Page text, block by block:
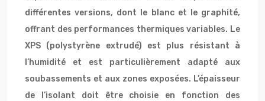
différentes versions, dont le blanc et le graphité,
offrant des performances thermiques variables. Le
XPS (polystyrène extrudé) est plus résistant à
l’humidité et est particulièrement adapté aux
soubassements et aux zones exposées. L’épaisseur
de l’isolant doit être choisie en fonction des